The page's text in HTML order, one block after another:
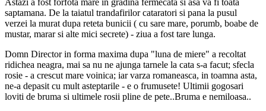
Astazi a fost forfota mare in gradina fermecata si asa va fi toata
saptamana. De la taiatul trandafirilor cataratori si pana la pusul
verzei la murat dupa reteta bunicii ( cu sare mare, porumb, boabe de
mustar, marar si alte mici secrete) - ziua a fost tare lunga.
Domn Director in forma maxima dupa "luna de miere" a recoltat
ridichea neagra, mai sa nu ne ajunga tarnele la cata s-a facut; sfecla
rosie - a crescut mare voinica; iar varza romaneasca, in toamna asta,
ne-a depasit cu mult asteptarile - e o frumusete! Ultimii gogosari
loviti de bruma si ultimele rosii pline de pete..Bruma e nemiloasa..